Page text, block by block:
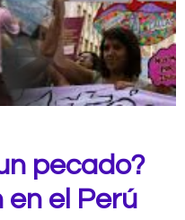
pecado?
en el Perú